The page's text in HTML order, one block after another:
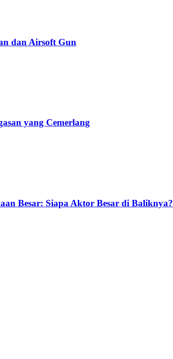
dan Airsoft Gun
yang Cemerlang
Besar: Siapa Aktor Besar di Baliknya?